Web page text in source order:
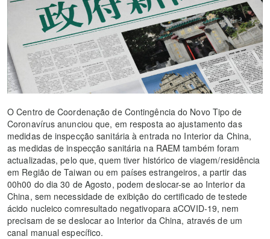
O Centro de Coordenação de Contingência do Novo Tipo de
Coronavírus anunciou que, em resposta ao ajustamento das
medidas de inspecção sanitária à entrada no Interior da China,
as medidas de inspecção sanitária na RAEM também foram
actualizadas, pelo que, quem tiver histórico de viagem/residência
em Região de Taiwan ou em países estrangeiros, a partir das
00h00 do dia 30 de Agosto, podem deslocar-se ao Interior da
China, sem necessidade de exibição do certificado de testede
ácido nucleico comresultado negativopara aCOVID-19, nem
precisam de se deslocar ao Interior da China, através de um
canal manual específico.